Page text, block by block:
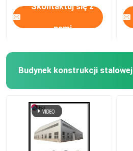
Skontaktuj się z
nami
Budynek konstrukcji stalowej